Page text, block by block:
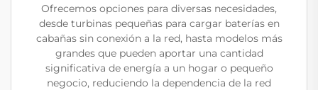
Ofrecemos opciones para diversas necesidades,
desde turbinas pequeñas para cargar baterías en
cabañas sin conexión a la red, hasta modelos más
grandes que pueden aportar una cantidad
significativa de energía a un hogar o pequeño
negocio, reduciendo la dependencia de la red